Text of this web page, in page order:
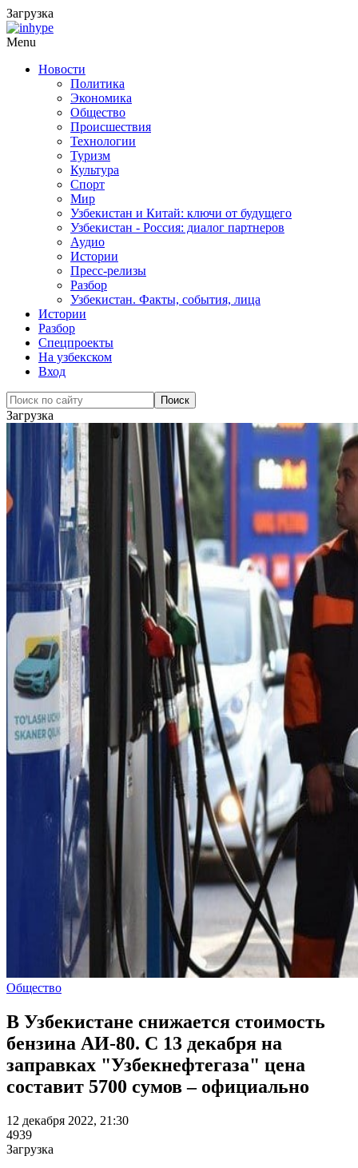
Загрузка
Menu
Новости
Политика
Экономика
Общество
Происшествия
Технологии
Туризм
Культура
Спорт
Мир
Узбекистан и Китай: ключи от будущего
Узбекистан - Россия: диалог партнеров
Аудио
Истории
Пресс-релизы
Разбор
Узбекистан. Факты, события, лица
Истории
Разбор
Спецпроекты
На узбекском
Вход
Загрузка
Общество
В Узбекистане снижается стоимость
бензина АИ-80. С 13 декабря на
заправках "Узбекнефтегаза" цена
составит 5700 сумов – официально
12 декабря 2022, 21:30
4939
Загрузка